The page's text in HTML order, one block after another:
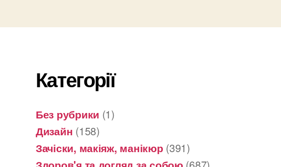
Категорії
Без рубрики (1)
Дизайн (158)
Зачіски, макіяж, манікюр (391)